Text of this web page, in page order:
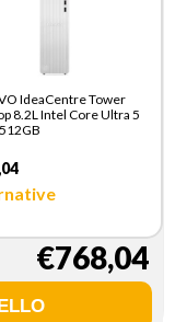
IdeaCentre Tower
8.2L Intel Core Ultra 5
€768,04